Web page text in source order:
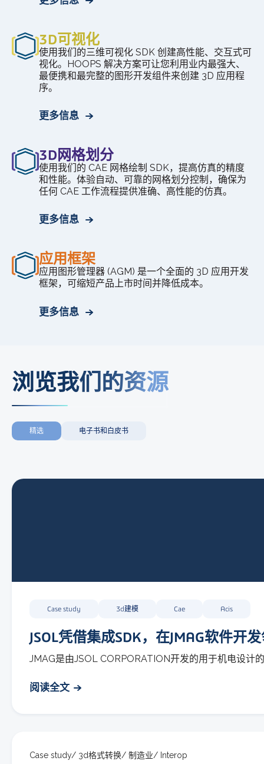
3D可视化
使用我们的三维可视化 SDK 创建高性能、交互式可
视化。HOOPS 解决方案可让您利用业内最强大、
最便携和最完整的图形开发组件来创建 3D 应用程
序。
更多信息
3D网格划分
使用我们的 CAE 网格绘制 SDK，提高仿真的精度
和性能。体验自动、可靠的网格划分控制，确保为
任何 CAE 工作流程提供准确、高性能的仿真。
更多信息
应用框架
应用图形管理器 (AGM) 是一个全面的 3D 应用开发
框架，可缩短产品上市时间并降低成本。
更多信息
浏览我们的资源
精选 电子书和白皮书
Case study 3d建模 Cae Acis
JSOL凭借集成SDK，在JMAG软件开
JMAG是由JSOL CORPORATION开发的用于机电设计
阅读全文
Case study/ 3d格式转换/ 制造业/ Interop